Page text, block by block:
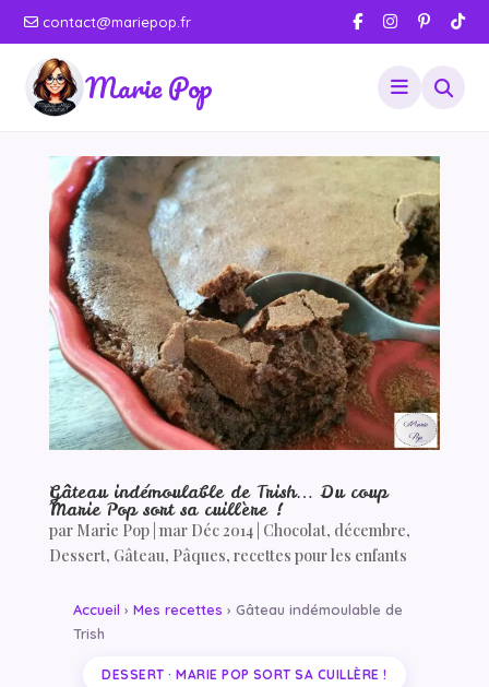
contact@mariepop.fr
Marie Pop
Gâteau indémoulable de Trish… Du coup
Marie Pop sort sa cuillère !
par Marie Pop| mar Déc 2014| Chocolat, décembre,
Dessert, Gâteau, Pâques, recettes pour les enfants
Accueil › Mes recettes › Gâteau indémoulable de
Trish
DESSERT · MARIE POP SORT SA CUILLÈRE !